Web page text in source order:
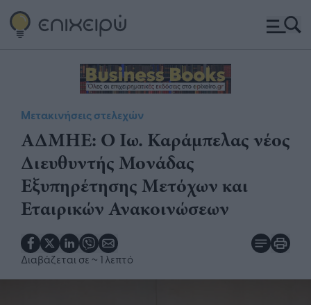
Μετακινήσεις στελεχών
ΑΔΜΗΕ: Ο Ιω. Καράμπελας νέος
Διευθυντής Μονάδας
Εξυπηρέτησης Μετόχων και
Εταιρικών Ανακοινώσεων​​
Διαβάζεται σε ~ 1 λεπτό